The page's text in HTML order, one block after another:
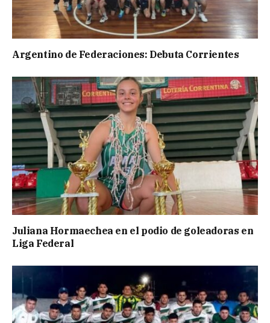
Argentino de Federaciones: Debuta Corrientes
Juliana Hormaechea en el podio de goleadoras en
Liga Federal